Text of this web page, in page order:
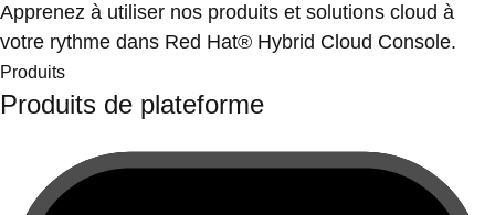
Apprenez à utiliser nos produits et solutions cloud à
votre rythme dans Red Hat® Hybrid Cloud Console.
Produits
Produits de plateforme